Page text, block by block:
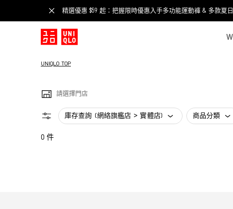
精選優惠 $59 起：把握限時優惠入手多功能運動褲 & 多款夏日
UNIQLO TOP
請選擇門店
庫存查詢 (網絡旗艦店 > 實體店) 商品分類
0 件